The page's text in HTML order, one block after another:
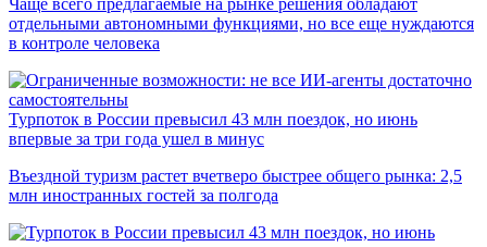
Чаще всего предлагаемые на рынке решения обладают
отдельными автономными функциями, но все еще нуждаются
в контроле человека
Турпоток в России превысил 43 млн поездок, но июнь
впервые за три года ушел в минус
Въездной туризм растет вчетверо быстрее общего рынка: 2,5
млн иностранных гостей за полгода